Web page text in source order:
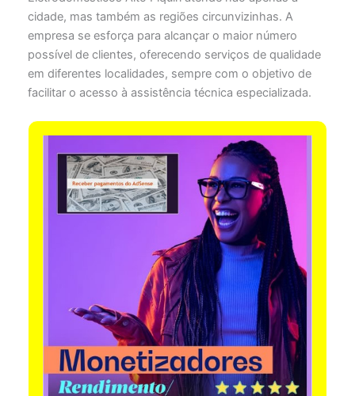
cidade, mas também as regiões circunvizinhas. A
empresa se esforça para alcançar o maior número
possível de clientes, oferecendo serviços de qualidade
em diferentes localidades, sempre com o objetivo de
facilitar o acesso à assistência técnica especializada.